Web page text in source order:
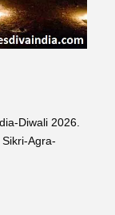
Diwali 2026.
Agra-